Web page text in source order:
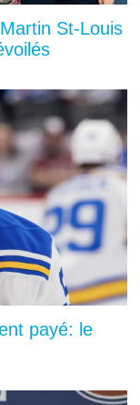
St-Louis
payé: le